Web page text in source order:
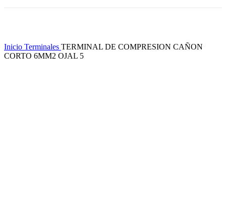
Inicio Terminales TERMINAL DE COMPRESION CAÑON
CORTO 6MM2 OJAL 5